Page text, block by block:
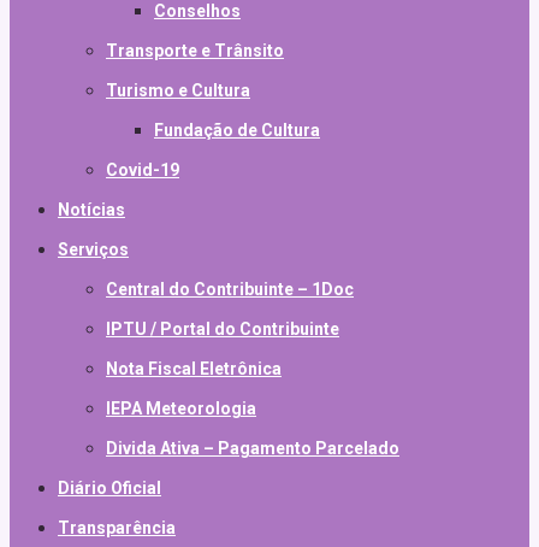
Conselhos
Transporte e Trânsito
Turismo e Cultura
Fundação de Cultura
Covid-19
Notícias
Serviços
Central do Contribuinte – 1Doc
IPTU / Portal do Contribuinte
Nota Fiscal Eletrônica
IEPA Meteorologia
Divida Ativa – Pagamento Parcelado
Diário Oficial
Transparência